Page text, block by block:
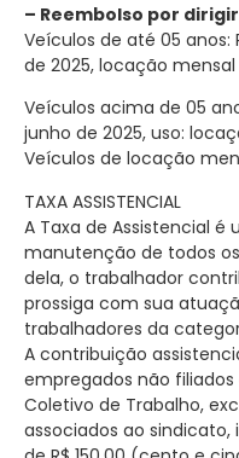
– Reembolso por
Veículos de até 05 anos:
de 2025, locação mensal
Veículos acima de 05
junho de 2025, uso:
Veículos de locação
TAXA ASSISTENCIAL
A Taxa de Assistencial
manutenção de todos
dela, o trabalhador
prossiga com sua
trabalhadores da
A contribuição
empregados não
Coletivo de Trabalho,
associados ao